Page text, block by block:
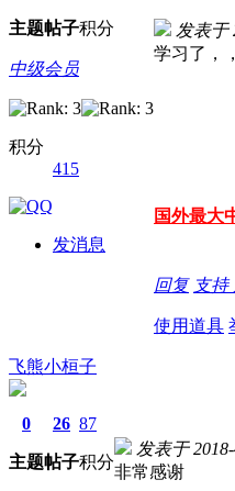
主题帖子积分
中级会员
积分
415
发消息
发表于
学习了，
国外最大
回复 支持
使用道具
飞熊小桓子
0
主题
26
帖子
87
积分
发表于
非常感谢